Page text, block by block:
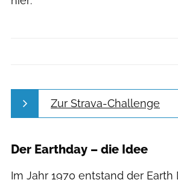
Zur Strava-Challenge
Der Earthday – die Idee
Im Jahr 1970 entstand der Earth